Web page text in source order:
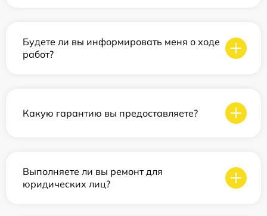
Будете ли вы информировать меня о ходе
работ?
Какую гарантию вы предоставляете?
Выполняете ли вы ремонт для
юридических лиц?